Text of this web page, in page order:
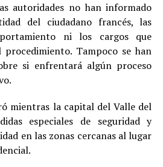
autoridades no han informado
del ciudadano francés, las
ni los cargos que
Tampoco se han
si enfrentará algún proceso
mientras la capital del Valle del
especiales de seguridad y
en las zonas cercanas al lugar